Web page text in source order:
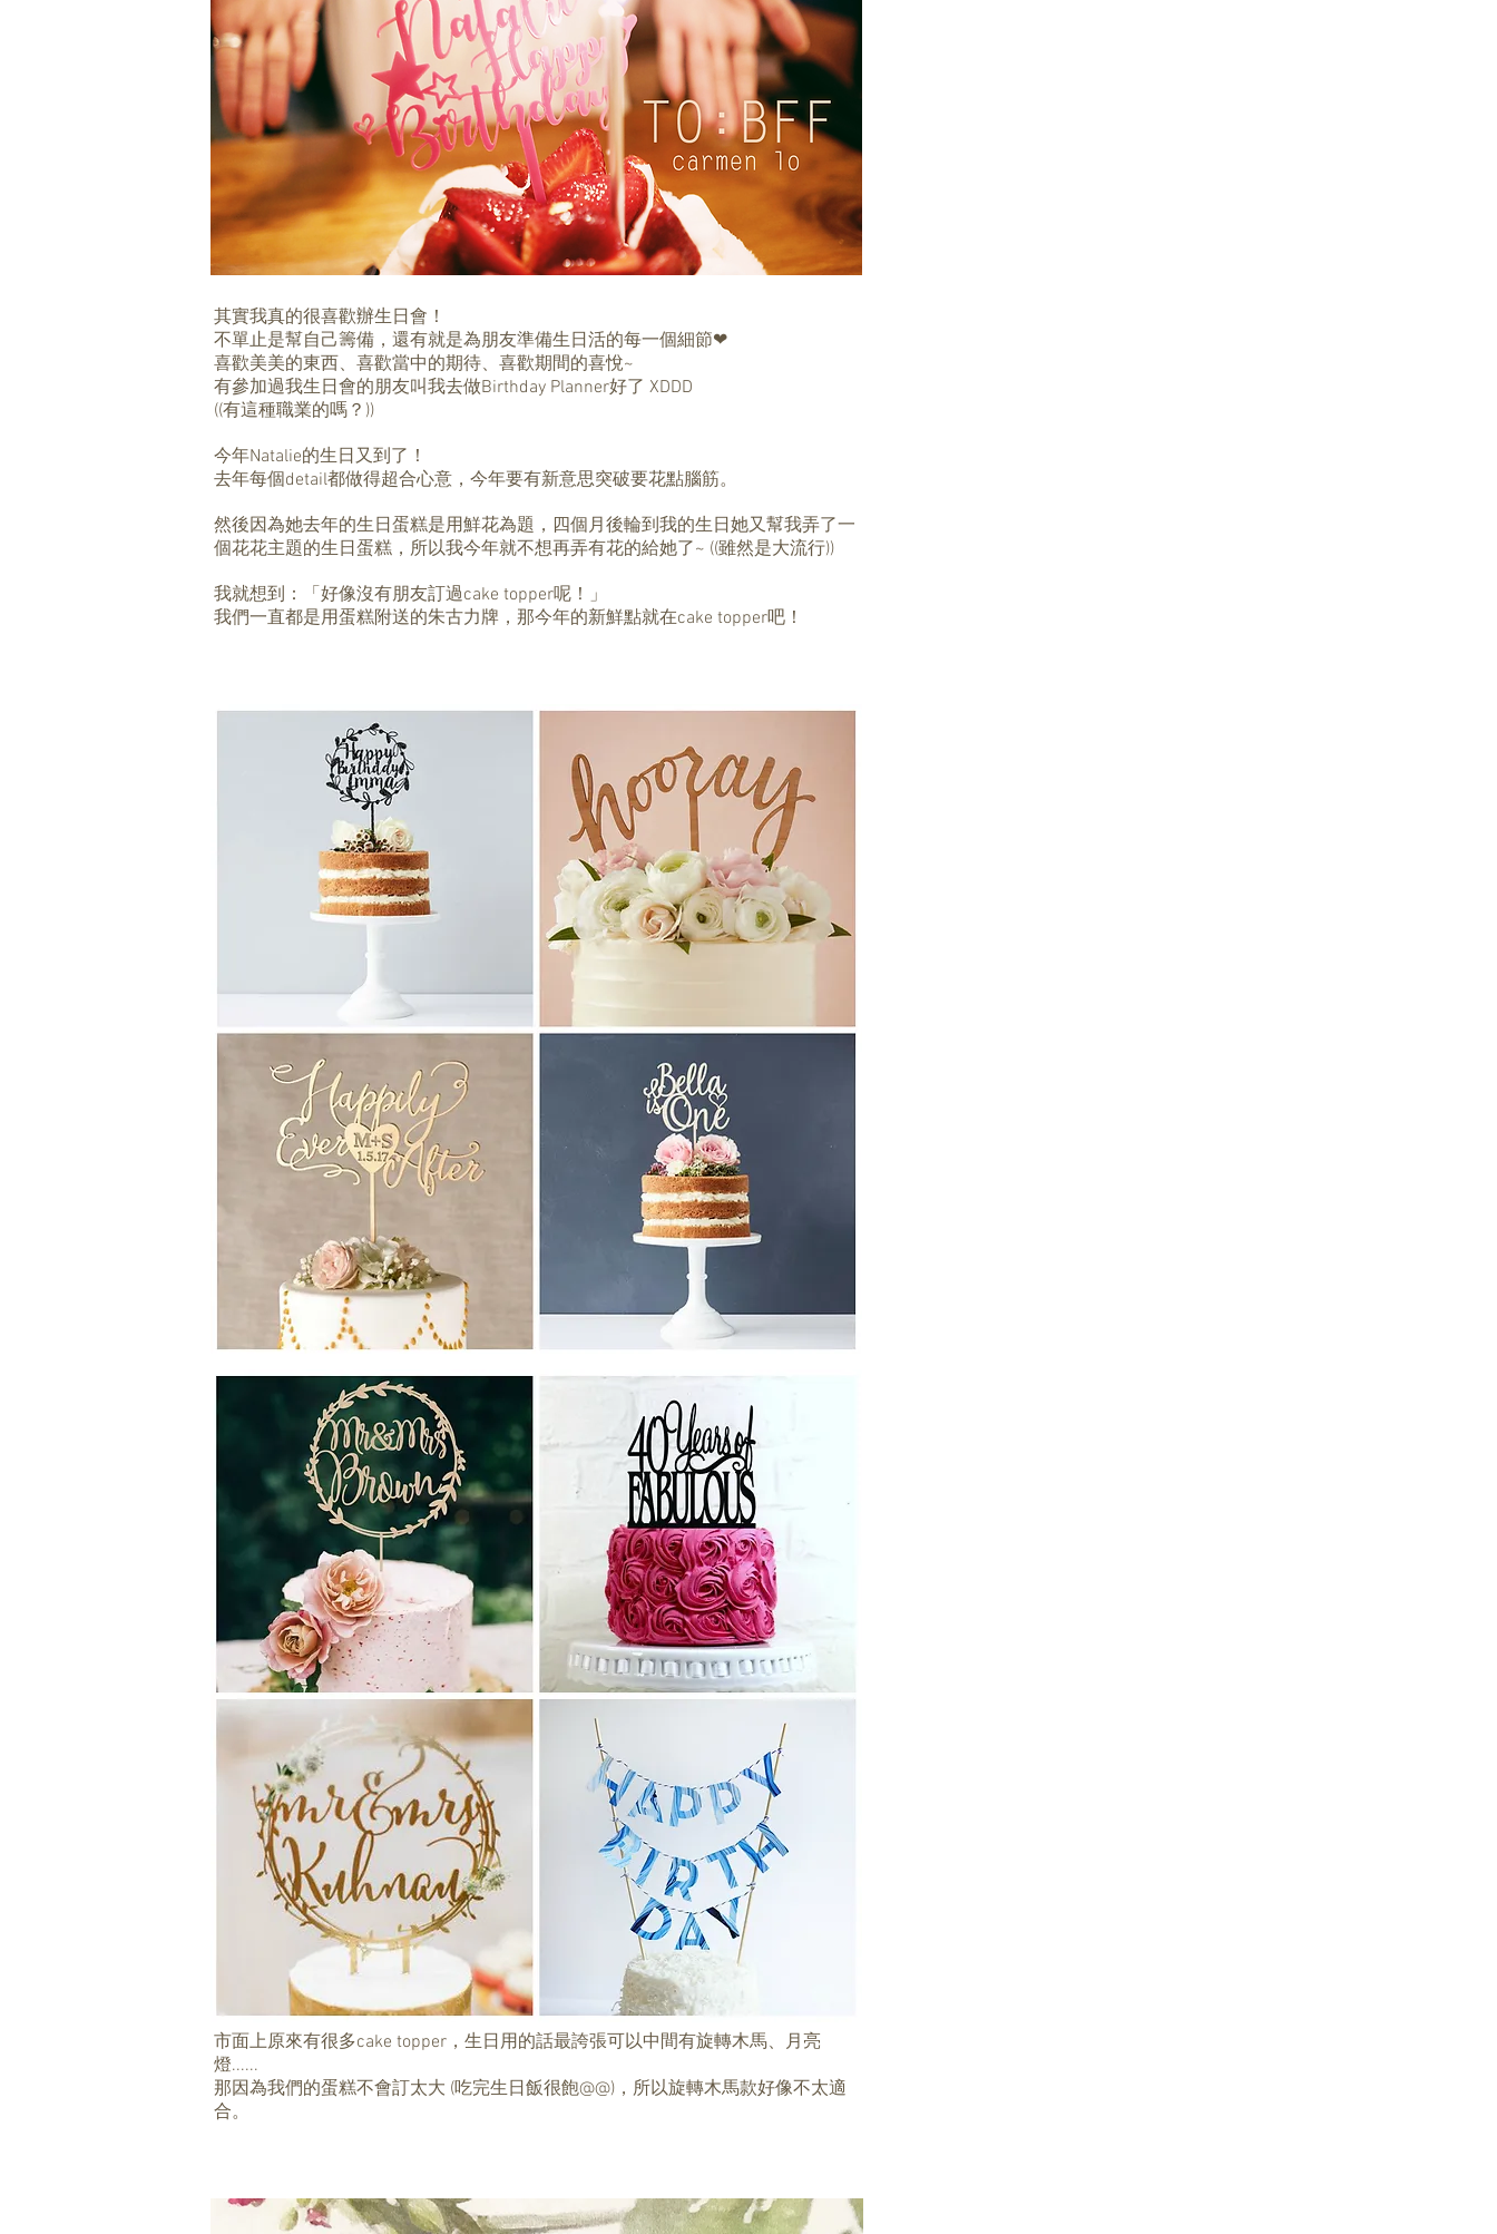
其實我真的很喜歡辦生日會！
不單止是幫自己籌備，還有就是為朋友準備生日活的每一個細節❤
喜歡美美的東西、喜歡當中的期待、喜歡期間的喜悅~
有參加過我生日會的朋友叫我去做Birthday Planner好了 XDDD
((有這種職業的嗎？))
今年Natalie的生日又到了！
去年每個detail都做得超合心意，今年要有新意思突破要花點腦筋。
然後因為她去年的生日蛋糕是用鮮花為題，四個月後輪到我的生日她又幫我弄了一
個花花主題的生日蛋糕，所以我今年就不想再弄有花的給她了~ ((雖然是大流行))
我就想到：「好像沒有朋友訂過cake topper呢！」
我們一直都是用蛋糕附送的朱古力牌，那今年的新鮮點就在cake topper吧！
市面上原來有很多cake topper，生日用的話最誇張可以中間有旋轉木馬、月亮
燈......
那因為我們的蛋糕不會訂太大 (吃完生日飯很飽@@)，所以旋轉木馬款好像不太適
合。